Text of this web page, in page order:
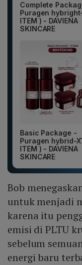
Complete
Puragen
ITEM ) - DAVIENA
SKINCARE
Basic Package -
Puragen hybrid-
ITEM ) - DAVIENA
SKINCARE
Bob
untuk menjadi
karena itu
emisi di PLTU
sebelum
energi baru